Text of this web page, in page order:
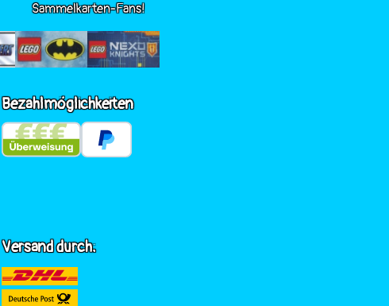
Sammelkarten-Fans!
Versand durch:
Bezahlmöglichkeiten